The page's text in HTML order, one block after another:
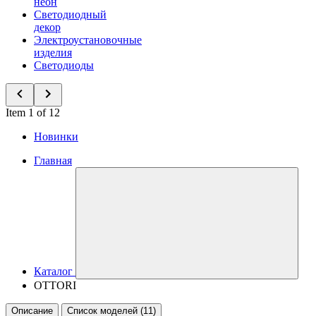
Светодиодный
декор
Электроустановочные
изделия
Светодиоды
Item 1 of 12
Новинки
Главная
Каталог
OTTORI
Описание Список моделей (11)